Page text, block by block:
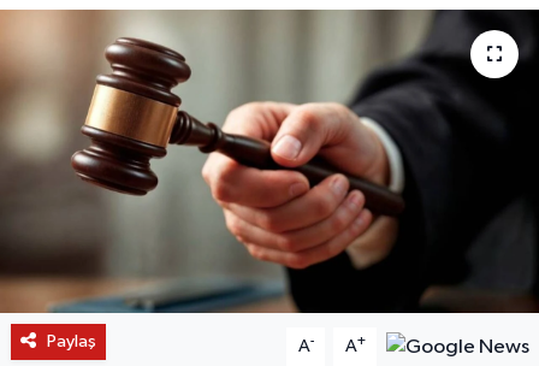
Paylaş A- A+